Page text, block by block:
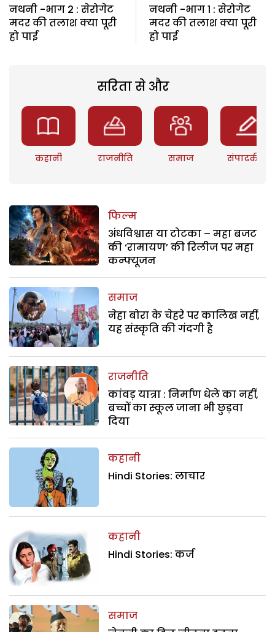
नथनी -भाग 2 : सेरोगेट
मदर की तलाश क्या पूरी
हो पाई
नथनी -भाग 1 : सेरोगेट
मदर की तलाश क्या पूरी
हो पाई
सरिता से और
कहानी राजनीति समाज संपादकीय
फिल्म
अंधविश्वास या टोटका – महा बजट
की ‘रामायण’ की रिलीज पर महा
कन्फ्यूजन
समाज
नेहा बोरा के चेहरे पर कालिख नहीं,
यह संस्कृति की गंदगी है
राजनीति
कांवड़ यात्रा : निर्माण धेले का नहीं,
बच्चों का स्कूल जाना भी छुड़वा
दिया
कहानी
Hindi Stories: लाचार
कहानी
Hindi Stories: कर्ज
समाज